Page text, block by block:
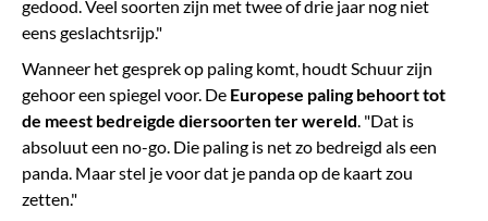
gedood. Veel soorten zijn met twee of drie jaar nog niet
eens geslachtsrijp."
Wanneer het gesprek op paling komt, houdt Schuur zijn
gehoor een spiegel voor. De Europese paling behoort tot
de meest bedreigde diersoorten ter wereld . "Dat is
absoluut een no-go. Die paling is net zo bedreigd als een
panda. Maar stel je voor dat je panda op de kaart zou
zetten."